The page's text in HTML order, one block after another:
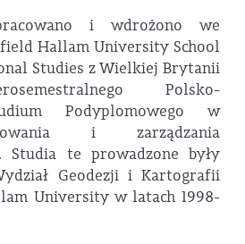
i wdrożono we
Hallam University School
Studies z Wielkiej Brytanii
Polsko-
Podyplomowego w
i zarządzania
Studia te prowadzone były
Geodezji i Kartografii
University w latach 1998-